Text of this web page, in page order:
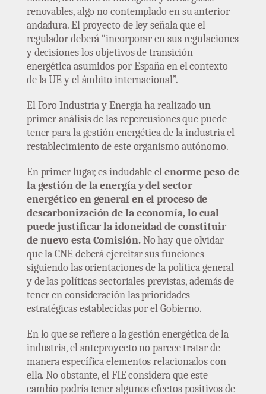
renovables, algo no contemplado en su anterior
andadura. El proyecto de ley señala que el
regulador deberá “incorporar en sus regulaciones
y decisiones los objetivos de transición
energética asumidos por España en el contexto
de la UE y el ámbito internacional”.
El Foro Industria y Energía ha realizado un
primer análisis de las repercusiones que puede
tener para la gestión energética de la industria el
restablecimiento de este organismo autónomo.
En primer lugar, es indudable elenorme peso de
la gestión de la energía y del sector
energético en general en el proceso de
descarbonización de la economía, lo cual
puede justificar la idoneidad de constituir
de nuevo esta Comisión.No hay que olvidar
que la CNE deberá ejercitar sus funciones
siguiendo las orientaciones de la política general
y de las políticas sectoriales previstas, además de
tener en consideración las prioridades
estratégicas establecidas por el Gobierno.
En lo que se refiere a la gestión energética de la
industria, el anteproyecto no parece tratar de
manera específica elementos relacionados con
ella. No obstante, el FIE considera que este
cambio podría tener algunos efectos positivos de